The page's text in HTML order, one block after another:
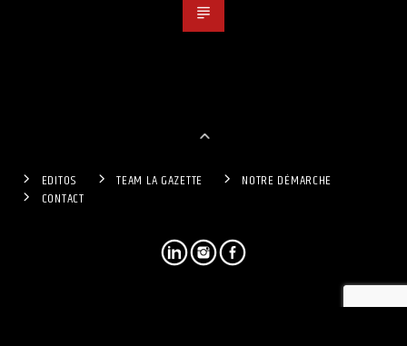
EDITOS TEAM LA GAZETTE
NOTRE DÉMARCHE
CONTACT